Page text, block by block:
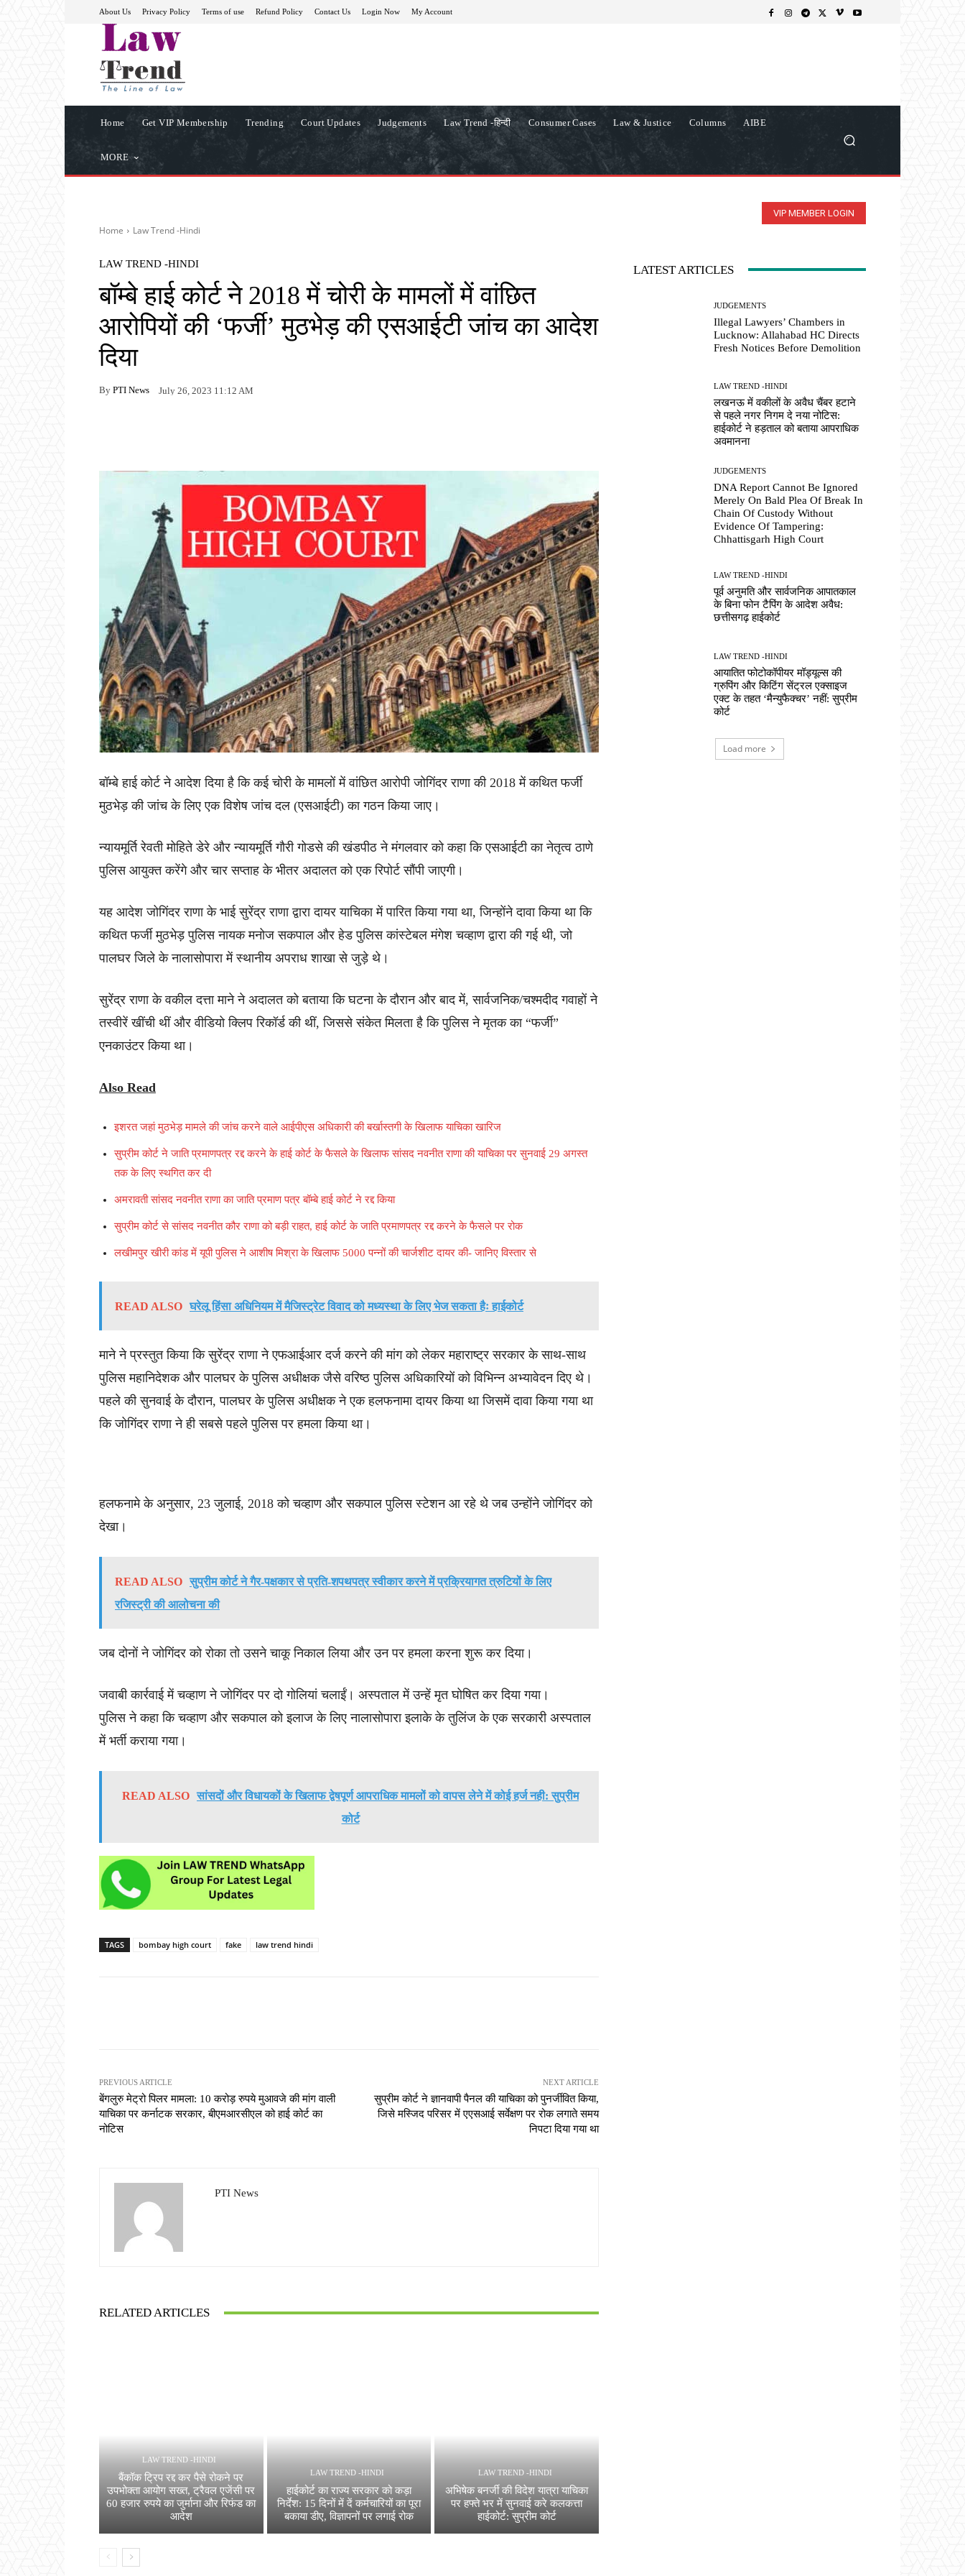
About Us Privacy Policy Terms of use Refund Policy Contact Us Login Now My Account
Home Get VIP Membership Trending Court Updates Judgements Law Trend -हिन्दी Consumer Cases Law & Justice Columns AIBE
MORE
VIP MEMBER LOGIN
Home Law Trend -Hindi
LAW TREND -HINDI
बॉम्बे हाई कोर्ट ने 2018 में चोरी के मामलों में वांछित
आरोपियों की ‘फर्जी’ मुठभेड़ की एसआईटी जांच का आदेश
दिया
By PTI News July 26, 2023 11:12 AM
बॉम्बे हाई कोर्ट ने आदेश दिया है कि कई चोरी के मामलों में वांछित आरोपी जोगिंदर राणा की 2018 में कथित फर्जी
मुठभेड़ की जांच के लिए एक विशेष जांच दल (एसआईटी) का गठन किया जाए।
न्यायमूर्ति रेवती मोहिते डेरे और न्यायमूर्ति गौरी गोडसे की खंडपीठ ने मंगलवार को कहा कि एसआईटी का नेतृत्व ठाणे
पुलिस आयुक्त करेंगे और चार सप्ताह के भीतर अदालत को एक रिपोर्ट सौंपी जाएगी।
यह आदेश जोगिंदर राणा के भाई सुरेंद्र राणा द्वारा दायर याचिका में पारित किया गया था, जिन्होंने दावा किया था कि
कथित फर्जी मुठभेड़ पुलिस नायक मनोज सकपाल और हेड पुलिस कांस्टेबल मंगेश चव्हाण द्वारा की गई थी, जो
पालघर जिले के नालासोपारा में स्थानीय अपराध शाखा से जुड़े थे।
सुरेंद्र राणा के वकील दत्ता माने ने अदालत को बताया कि घटना के दौरान और बाद में, सार्वजनिक/चश्मदीद गवाहों ने
तस्वीरें खींची थीं और वीडियो क्लिप रिकॉर्ड की थीं, जिससे संकेत मिलता है कि पुलिस ने मृतक का “फर्जी”
एनकाउंटर किया था।
Also Read
इशरत जहां मुठभेड़ मामले की जांच करने वाले आईपीएस अधिकारी की बर्खास्तगी के खिलाफ याचिका खारिज
सुप्रीम कोर्ट ने जाति प्रमाणपत्र रद्द करने के हाई कोर्ट के फैसले के खिलाफ सांसद नवनीत राणा की याचिका पर सुनवाई 29 अगस्त
तक के लिए स्थगित कर दी
अमरावती सांसद नवनीत राणा का जाति प्रमाण पत्र बॉम्बे हाई कोर्ट ने रद्द किया
सुप्रीम कोर्ट से सांसद नवनीत कौर राणा को बड़ी राहत, हाई कोर्ट के जाति प्रमाणपत्र रद्द करने के फैसले पर रोक
लखीमपुर खीरी कांड में यूपी पुलिस ने आशीष मिश्रा के खिलाफ 5000 पन्नों की चार्जशीट दायर की- जानिए विस्तार से
READ ALSO घरेलू हिंसा अधिनियम में मैजिस्ट्रेट विवाद को मध्यस्था के लिए भेज सकता हैः हाईकोर्ट
माने ने प्रस्तुत किया कि सुरेंद्र राणा ने एफआईआर दर्ज करने की मांग को लेकर महाराष्ट्र सरकार के साथ-साथ
पुलिस महानिदेशक और पालघर के पुलिस अधीक्षक जैसे वरिष्ठ पुलिस अधिकारियों को विभिन्न अभ्यावेदन दिए थे।
पहले की सुनवाई के दौरान, पालघर के पुलिस अधीक्षक ने एक हलफनामा दायर किया था जिसमें दावा किया गया था
कि जोगिंदर राणा ने ही सबसे पहले पुलिस पर हमला किया था।
हलफनामे के अनुसार, 23 जुलाई, 2018 को चव्हाण और सकपाल पुलिस स्टेशन आ रहे थे जब उन्होंने जोगिंदर को
देखा।
READ ALSO सुप्रीम कोर्ट ने गैर-पक्षकार से प्रति-शपथपत्र स्वीकार करने में प्रक्रियागत त्रुटियों के लिए
रजिस्ट्री की आलोचना की
जब दोनों ने जोगिंदर को रोका तो उसने चाकू निकाल लिया और उन पर हमला करना शुरू कर दिया।
जवाबी कार्रवाई में चव्हाण ने जोगिंदर पर दो गोलियां चलाईं। अस्पताल में उन्हें मृत घोषित कर दिया गया।
पुलिस ने कहा कि चव्हाण और सकपाल को इलाज के लिए नालासोपारा इलाके के तुलिंज के एक सरकारी अस्पताल
में भर्ती कराया गया।
READ ALSO सांसदों और विधायकों के खिलाफ द्वेषपूर्ण आपराधिक मामलों को वापस लेने में कोई हर्ज नही: सुप्रीम
कोर्ट
TAGS bombay high court fake law trend hindi
PREVIOUS ARTICLE
बेंगलुरु मेट्रो पिलर मामला: 10 करोड़ रुपये मुआवजे की मांग वाली
याचिका पर कर्नाटक सरकार, बीएमआरसीएल को हाई कोर्ट का
नोटिस
NEXT ARTICLE
सुप्रीम कोर्ट ने ज्ञानवापी पैनल की याचिका को पुनर्जीवित किया,
जिसे मस्जिद परिसर में एएसआई सर्वेक्षण पर रोक लगाते समय
निपटा दिया गया था
PTI News
RELATED ARTICLES
LAW TREND -HINDI
बैंकॉक ट्रिप रद्द कर पैसे रोकने पर
उपभोक्ता आयोग सख्त, ट्रैवल एजेंसी पर
60 हजार रुपये का जुर्माना और रिफंड का
आदेश
LAW TREND -HINDI
हाईकोर्ट का राज्य सरकार को कड़ा
निर्देश: 15 दिनों में दें कर्मचारियों का पूरा
बकाया डीए, विज्ञापनों पर लगाई रोक
LAW TREND -HINDI
अभिषेक बनर्जी की विदेश यात्रा याचिका
पर हफ्ते भर में सुनवाई करे कलकत्ता
हाईकोर्ट: सुप्रीम कोर्ट
LATEST ARTICLES
JUDGEMENTS
Illegal Lawyers’ Chambers in
Lucknow: Allahabad HC Directs
Fresh Notices Before Demolition
LAW TREND -HINDI
लखनऊ में वकीलों के अवैध चैंबर हटाने
से पहले नगर निगम दे नया नोटिस:
हाईकोर्ट ने हड़ताल को बताया आपराधिक
अवमानना
JUDGEMENTS
DNA Report Cannot Be Ignored
Merely On Bald Plea Of Break In
Chain Of Custody Without
Evidence Of Tampering:
Chhattisgarh High Court
LAW TREND -HINDI
पूर्व अनुमति और सार्वजनिक आपातकाल
के बिना फोन टैपिंग के आदेश अवैध:
छत्तीसगढ़ हाईकोर्ट
LAW TREND -HINDI
आयातित फोटोकॉपीयर मॉड्यूल्स की
ग्रुपिंग और किटिंग सेंट्रल एक्साइज
एक्ट के तहत ‘मैन्युफैक्चर’ नहीं: सुप्रीम
कोर्ट
Load more